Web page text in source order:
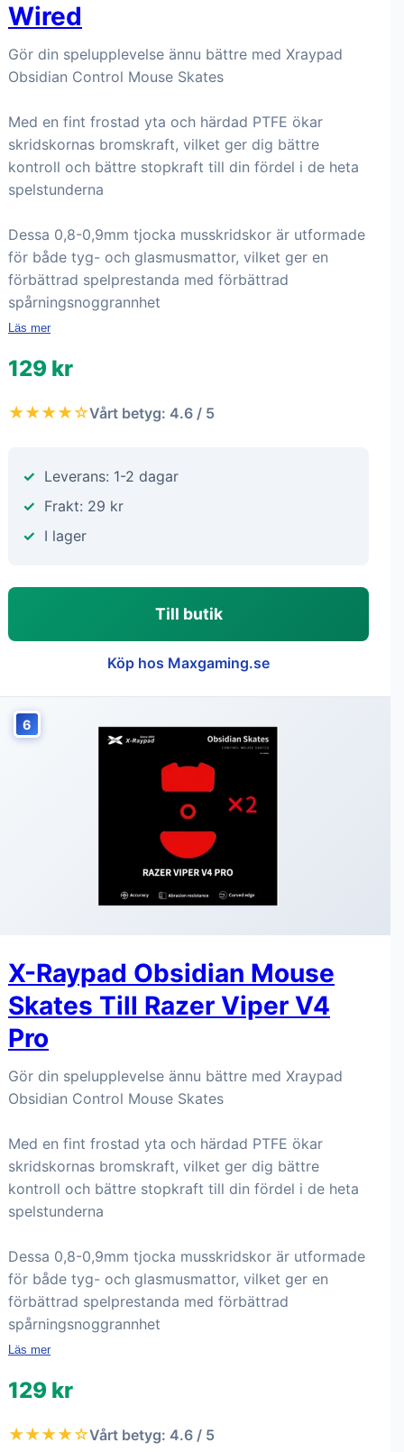
Wired
Gör din spelupplevelse ännu bättre med Xraypad
Obsidian Control Mouse Skates
Med en fint frostad yta och härdad PTFE ökar
skridskornas bromskraft, vilket ger dig bättre
kontroll och bättre stopkraft till din fördel i de heta
spelstunderna
Dessa 0,8-0,9mm tjocka musskridskor är utformade
för både tyg- och glasmusmattor, vilket ger en
förbättrad spelprestanda med förbättrad
spårningsnoggrannhet
Läs mer
129 kr
★★★★☆Vårt betyg: 4.6 / 5
Leverans: 1-2 dagar
Frakt: 29 kr
I lager
Till butik
Köp hos Maxgaming.se
6
X-Raypad Obsidian Mouse
Skates Till Razer Viper V4
Pro
Gör din spelupplevelse ännu bättre med Xraypad
Obsidian Control Mouse Skates
Med en fint frostad yta och härdad PTFE ökar
skridskornas bromskraft, vilket ger dig bättre
kontroll och bättre stopkraft till din fördel i de heta
spelstunderna
Dessa 0,8-0,9mm tjocka musskridskor är utformade
för både tyg- och glasmusmattor, vilket ger en
förbättrad spelprestanda med förbättrad
spårningsnoggrannhet
Läs mer
129 kr
★★★★☆Vårt betyg: 4.6 / 5